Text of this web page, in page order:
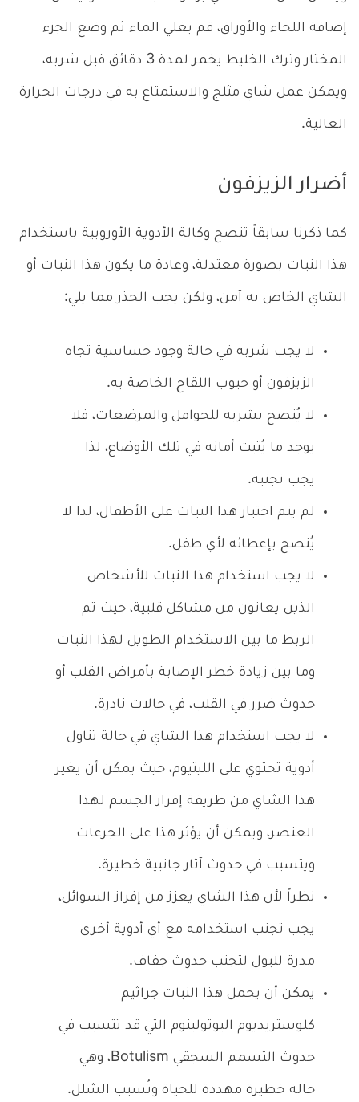
إضافة اللحاء والأوراق، قم بغلي الماء ثم وضع الجزء
المختار وترك الخليط يخمر لمدة 3 دقائق قبل شربه،
ويمكن عمل شاي مثلج والاستمتاع به في درجات الحرارة
العالية.
أضرار الزيزفون
كما ذكرنا سابقاً تنصح وكالة الأدوية الأوروبية باستخدام
هذا النبات بصورة معتدلة، وعادة ما يكون هذا النبات أو
الشاي الخاص به آمن، ولكن يجب الحذر مما يلي:
لا يجب شربه في حالة وجود حساسية تجاه
الزيزفون أو حبوب اللقاح الخاصة به.
لا يُنصح بشربه للحوامل والمرضعات، فلا
يوجد ما يُثبت أمانه في تلك الأوضاع، لذا
يجب تجنبه.
لم يتم اختبار هذا النبات على الأطفال، لذا لا
يُنصح بإعطائه لأي طفل.
لا يجب استخدام هذا النبات للأشخاص
الذين يعانون من مشاكل قلبية، حيث تم
الربط ما بين الاستخدام الطويل لهذا النبات
وما بين زيادة خطر الإصابة بأمراض القلب أو
حدوث ضرر في القلب، في حالات نادرة.
لا يجب استخدام هذا الشاي في حالة تناول
أدوية تحتوي على الليثيوم، حيث يمكن أن يغير
هذا الشاي من طريقة إفراز الجسم لهذا
العنصر، ويمكن أن يؤثر هذا على الجرعات
ويتسبب في حدوث آثار جانبية خطيرة.
نظراً لأن هذا الشاي يعزز من إفراز السوائل،
يجب تجنب استخدامه مع أي أدوية أخرى
مدرة للبول لتجنب حدوث جفاف.
يمكن أن يحمل هذا النبات جراثيم
كلوستريديوم البوتولينوم التي قد تتسبب في
حدوث التسمم السجقي Botulism، وهي
حالة خطيرة مهددة للحياة وتُسبب الشلل.